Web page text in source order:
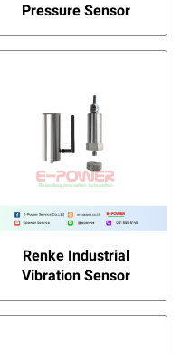
Pressure Sensor
Renke Industrial
Vibration Sensor